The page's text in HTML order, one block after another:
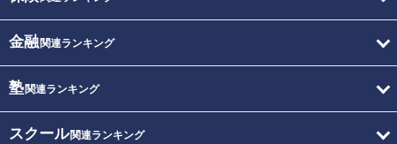
金融関連ランキング
塾関連ランキング
スクール関連ランキング